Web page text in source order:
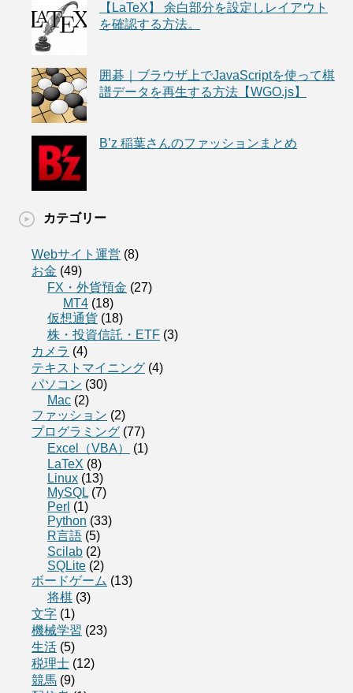
【LaTeX】 余白部分を設定しレイアウト
を確認する方法。
囲碁｜ブラウザ上でJavaScriptを使って棋
譜データを再生する方法【WGO.js】
B’z 稲葉さんのファッションまとめ
カテゴリー
Webサイト運営 (8)
お金 (49)
FX・外貨預金 (27)
MT4 (18)
仮想通貨 (18)
株・投資信託・ETF (3)
カメラ (4)
テキストマイニング (4)
パソコン (30)
Mac (2)
ファッション (2)
プログラミング (77)
Excel（VBA）
(1)
LaTeX (8)
Linux (13)
MySQL (7)
Perl (1)
Python (33)
R言語 (5)
Scilab (2)
SQLite (2)
ボードゲーム (13)
将棋 (3)
文字 (1)
機械学習 (23)
生活 (5)
税理士 (12)
競馬 (9)